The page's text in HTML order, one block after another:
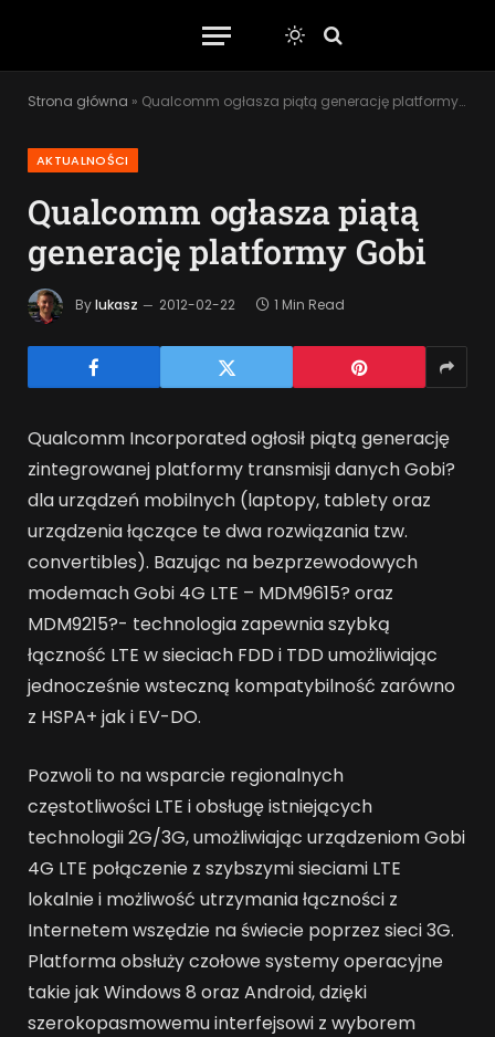
Strona główna » Qualcomm ogłasza piątą generację platformy Gobi
AKTUALNOŚCI
Qualcomm ogłasza piątą
generację platformy Gobi
Bylukasz 2012-02-22 1 Min Read
Qualcomm Incorporated ogłosił piątą generację
zintegrowanej platformy transmisji danych Gobi?
dla urządzeń mobilnych (laptopy, tablety oraz
urządzenia łączące te dwa rozwiązania tzw.
convertibles). Bazując na bezprzewodowych
modemach Gobi 4G LTE – MDM9615? oraz
MDM9215?- technologia zapewnia szybką
łączność LTE w sieciach FDD i TDD umożliwiając
jednocześnie wsteczną kompatybilność zarówno
z HSPA+ jak i EV-DO.
Pozwoli to na wsparcie regionalnych
częstotliwości LTE i obsługę istniejących
technologii 2G/3G, umożliwiając urządzeniom Gobi
4G LTE połączenie z szybszymi sieciami LTE
lokalnie i możliwość utrzymania łączności z
Internetem wszędzie na świecie poprzez sieci 3G.
Platforma obsłuży czołowe systemy operacyjne
takie jak Windows 8 oraz Android, dzięki
szerokopasmowemu interfejsowi z wyborem